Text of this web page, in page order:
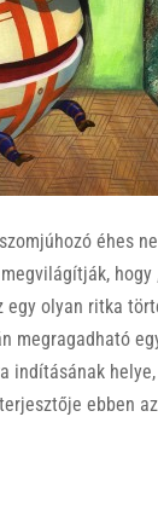
éhes
hogy
egy olyan ritka
megragadható
indításának
ebben